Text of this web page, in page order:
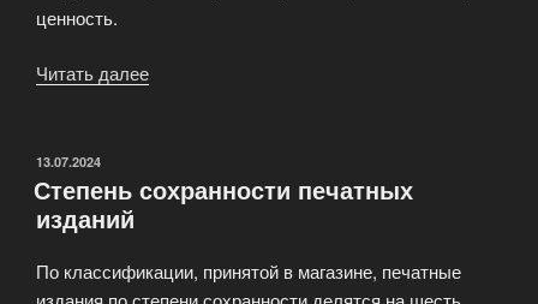
ценность.
Читать далее
AntiqBook»
ОПУБЛИКОВАНО
13.07.2024
Степень сохранности печатных
изданий
По классификации, принятой в магазине, печатные